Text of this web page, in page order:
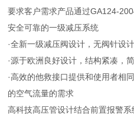
要求客户需求产品通过GA124-
安全可靠的一级减压系统
·全新一级减压阀设计，无阀针设
·源于欧洲良好设计，结构紧凑，
·高效的他救接口提供和使用者相
的空气流量的需求
高科技高压管设计结合前置报警系